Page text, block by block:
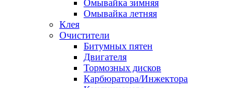
Омывайка зимняя
Омывайка летняя
Клея
Очистители
Битумных пятен
Двигателя
Тормозных дисков
Карбюратора/Инжектора